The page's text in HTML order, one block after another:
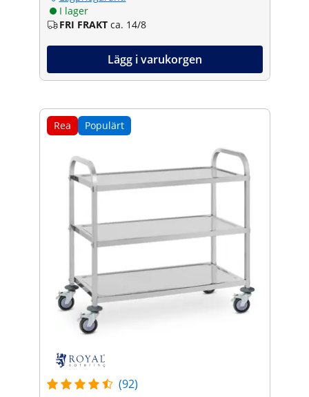
I lager
FRI FRAKT ca. 14/8
Lägg i varukorgen
Rea Populärt
(92)